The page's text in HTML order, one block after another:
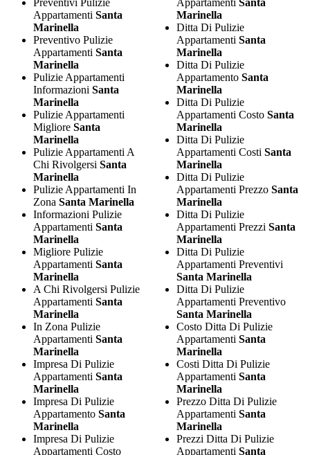
Preventivi Pulizie
Appartamenti Santa
Marinella
Preventivo Pulizie
Appartamenti Santa
Marinella
Pulizie Appartamenti
Informazioni Santa
Marinella
Pulizie Appartamenti
Migliore Santa
Marinella
Pulizie Appartamenti A
Chi Rivolgersi Santa
Marinella
Pulizie Appartamenti In
Zona Santa Marinella
Informazioni Pulizie
Appartamenti Santa
Marinella
Migliore Pulizie
Appartamenti Santa
Marinella
A Chi Rivolgersi Pulizie
Appartamenti Santa
Marinella
In Zona Pulizie
Appartamenti Santa
Marinella
Impresa Di Pulizie
Appartamenti Santa
Marinella
Impresa Di Pulizie
Appartamento Santa
Marinella
Impresa Di Pulizie
Appartamenti Costo
Appartamenti Santa
Marinella
Ditta Di Pulizie
Appartamenti Santa
Marinella
Ditta Di Pulizie
Appartamento Santa
Marinella
Ditta Di Pulizie
Appartamenti Costo Santa
Marinella
Ditta Di Pulizie
Appartamenti Costi Santa
Marinella
Ditta Di Pulizie
Appartamenti Prezzo Santa
Marinella
Ditta Di Pulizie
Appartamenti Prezzi Santa
Marinella
Ditta Di Pulizie
Appartamenti Preventivi
Santa Marinella
Ditta Di Pulizie
Appartamenti Preventivo
Santa Marinella
Costo Ditta Di Pulizie
Appartamenti Santa
Marinella
Costi Ditta Di Pulizie
Appartamenti Santa
Marinella
Prezzo Ditta Di Pulizie
Appartamenti Santa
Marinella
Prezzi Ditta Di Pulizie
Appartamenti Santa